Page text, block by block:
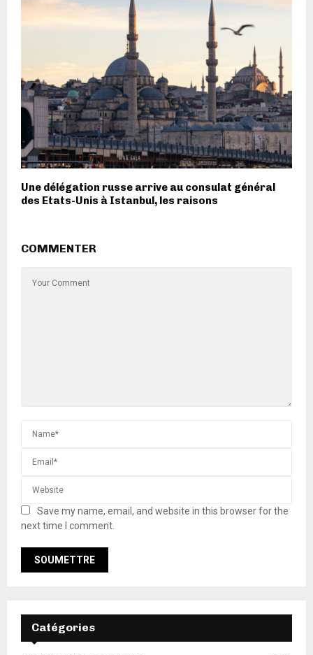
Une délégation russe arrive au consulat général
des Etats-Unis à Istanbul, les raisons
COMMENTER
Save my name, email, and website in this browser for the
next time I comment.
Catégories